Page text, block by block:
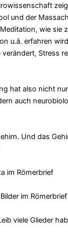
und der
wie sie
u.ä. erfahren
Stress
hat also nicht nur
auch
Und das
im Römerbrief
im
viele Glieder